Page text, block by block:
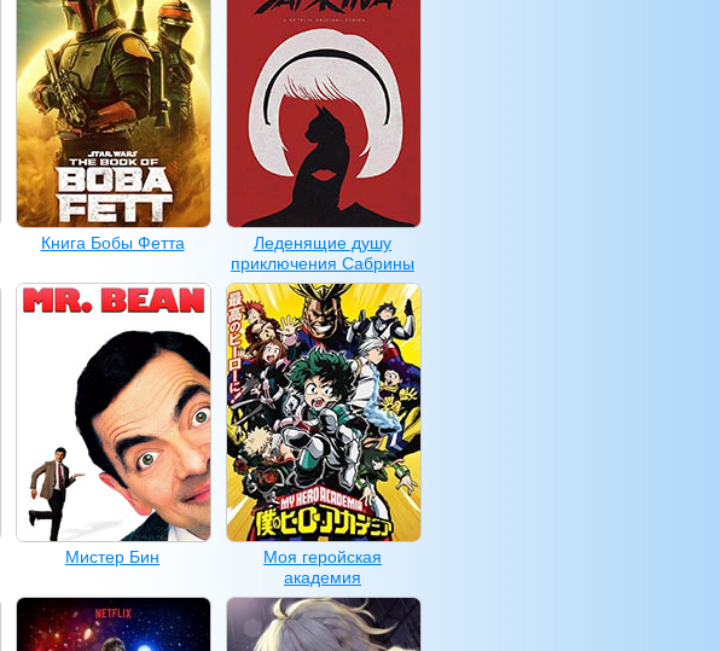
Книга Бобы Фетта
Леденящие душу
приключения Сабрины
Мистер Бин
Моя геройская
академия